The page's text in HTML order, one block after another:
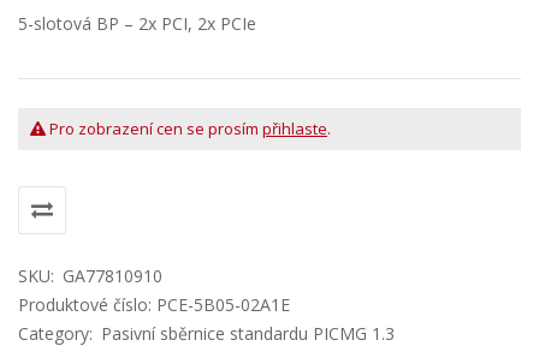
5-slotová BP – 2x PCI, 2x PCIe
Pro zobrazení cen se prosím přihlaste.
SKU: GA77810910
Produktové číslo: PCE-5B05-02A1E
Category: Pasivní sběrnice standardu PICMG 1.3